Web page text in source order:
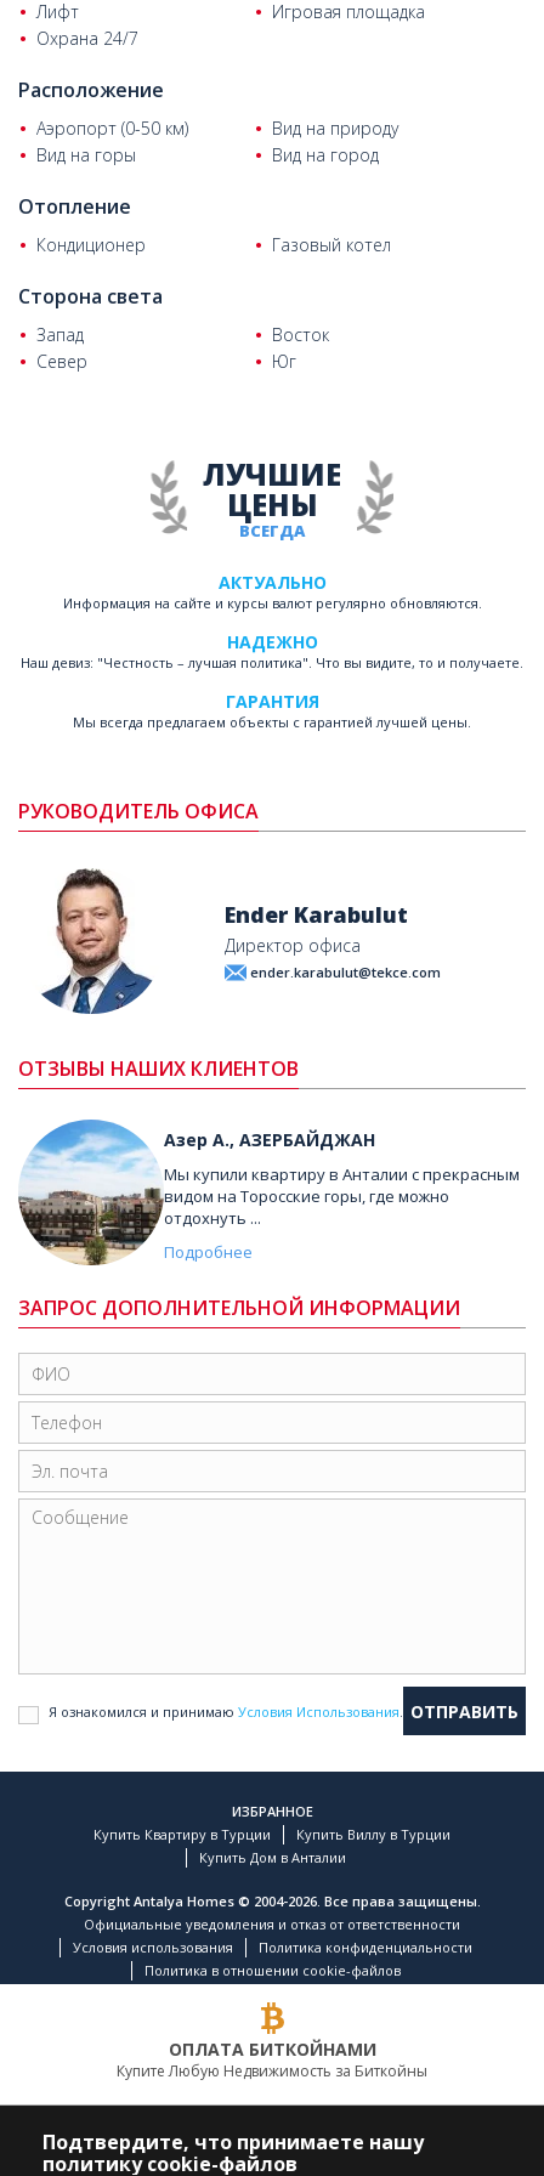
Лифт
Игровая площадка
Охрана 24/7
Расположение
Аэропорт (0-50 км)
Вид на природу
Вид на горы
Вид на город
Отопление
Кондиционер Газовый котел
Сторона света
Запад
Восток
Север
Юг
ВСЕГДА
ЛУЧШИЕ
ЦЕНЫ
АКТУАЛЬНО
Информация на сайте и курсы валют регулярно обновляются.
НАДЕЖНО
Наш девиз: "Честность – лучшая политика". Что вы видите, то и получаете.
ГАРАНТИЯ
Мы всегда предлагаем объекты с гарантией лучшей цены.
РУКОВОДИТЕЛЬ ОФИСА
Ender Karabulut
Директор офиса
ender.karabulut@tekce.com
ОТЗЫВЫ НАШИХ КЛИЕНТОВ
Азер А., АЗЕРБАЙДЖАН
Мы купили квартиру в Анталии с прекрасным
видом на Торосские горы, где можно
отдохнуть ...
Подробнее
ЗАПРОС ДОПОЛНИТЕЛЬНОЙ ИНФОРМАЦИИ
Я ознакомился и принимаю Условия Использования
ИЗБРАННОЕ
Купить Квартиру в Турции
Купить Виллу в Турции
Купить Дом в Анталии
Copyright Antalya Homes © 2004-2026. Все права защищены.
Официальные уведомления и отказ от ответственности
Условия использования
Политика конфиденциальности
Политика в отношении cookie-файлов
ОПЛАТА БИТКОЙНАМИ
Купите Любую Недвижимость за Биткойны
Подтвердите, что принимаете нашу
политику cookie-файлов